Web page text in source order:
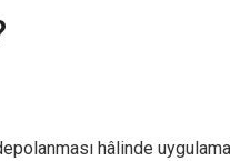
hâlinde